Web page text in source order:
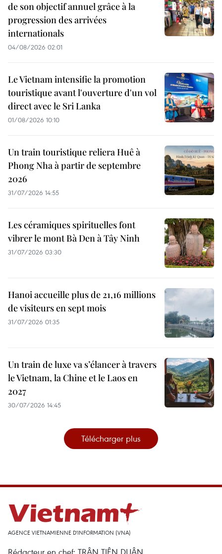
de son objectif annuel grâce à la
progression des arrivées
internationals
04/08/2026 02:01
Le Vietnam intensifie la promotion
touristique avant l'ouverture d'un vol
direct avec le Sri Lanka
01/08/2026 10:10
Un train touristique reliera Huê à
Phong Nha à partir de septembre
2026
31/07/2026 14:55
Les céramiques spirituelles font
vibrer le mont Bà Den à Tây Ninh
31/07/2026 03:30
Hanoi accueille plus de 21,16 millions
de visiteurs en sept mois ​
31/07/2026 01:35
Un train de luxe va s’élancer à travers
le Vietnam, la Chine et le Laos en
2027
30/07/2026 14:45
Télécharger plus
AGENCE VIETNAMIENNE D'INFORMATION (VNA)